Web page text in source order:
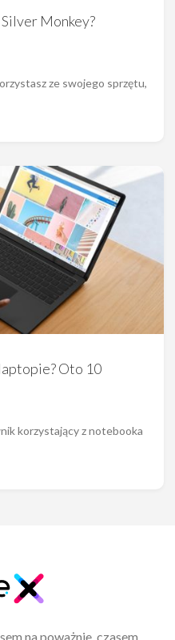
Monkey?
ze swojego sprzętu,
Oto 10
korzystający z notebooka
na poważnie, czasem